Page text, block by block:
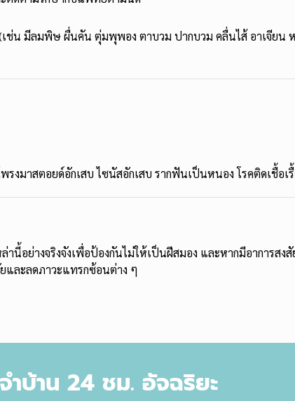
ช่น มีลมพิษ ผื่นคัน ตุ่มพุพอง ตาบวม ปากบวม คลื่นไส้ อาเจียน
งมาสตอยด์อักเสบ ไซนัสอักเสบ รากฟันเป็นหนอง โรคติดเชื้อ
นี้อย่างจริงจังเพื่อป้องกันไม่ให้เป็นฝีสมอง และหากมีอาการสง
และลดภาวะแทรกซ้อนต่าง ๆ
ำบ้าน 24 ชม. อัจฉริยะ